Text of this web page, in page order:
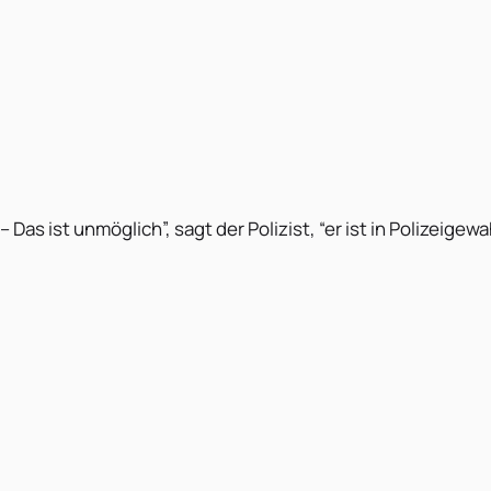
– Das ist unmöglich”, sagt der Polizist, “er ist in